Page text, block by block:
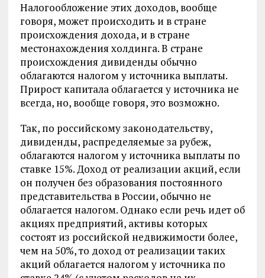
Налогообложение этих доходов, вообще
говоря, может происходить и в стране
происхождения дохода, и в стране
местонахождения холдинга. В стране
происхождения дивиденды обычно
облагаются налогом у источника выплаты.
Прирост капитала облагается у источника не
всегда, но, вообще говоря, это возможно.
Так, по российскому законодательству,
дивиденды, распределяемые за рубеж,
облагаются налогом у источника выплаты по
ставке 15%. Доход от реализации акций, если
он получен без образования постоянного
представительства в России, обычно не
облагается налогом. Однако если речь идет об
акциях предприятий, активы которых
состоят из российской недвижимости более,
чем на 50%, то доход от реализации таких
акций облагается налогом у источника по